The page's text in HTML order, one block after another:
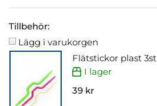
Tillbehör:
Lägg i varukorgen
Flätstickor plast 3st
I lager
39 kr